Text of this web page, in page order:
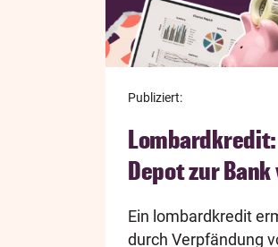
Publiziert:
Depot zur Bank
Ein lombardkredit
durch Verpfändung